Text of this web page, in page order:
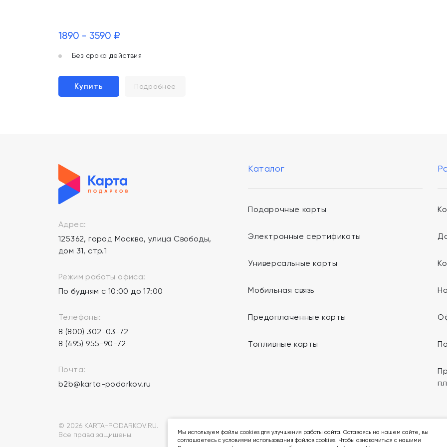
1890 - 3590 ₽
Без срока действия
Купить Подробнее
Адрес:
125362, город Москва, улица Свободы,
дом 31, стр.1
Режим работы офиса:
По будням с 10:00 до 17:00
Телефоны:
8 (800) 302-03-72
8 (495) 955-90-72
Почта:
b2b@karta-podarkov.ru
Каталог
Подарочные карты
Электронные сертификаты
Универсальные карты
Мобильная связь
Предоплаченные карты
Топливные карты
© 2026 KARTA-PODARKOV.RU.
Все права защищены.
Мы в социальных сетях:
Мы используем файлы cookies для улучшения работы сайта. Оставаясь на нашем сайте, вы
соглашаетесь с условиями использования файлов cookies. Чтобы ознакомиться с нашими